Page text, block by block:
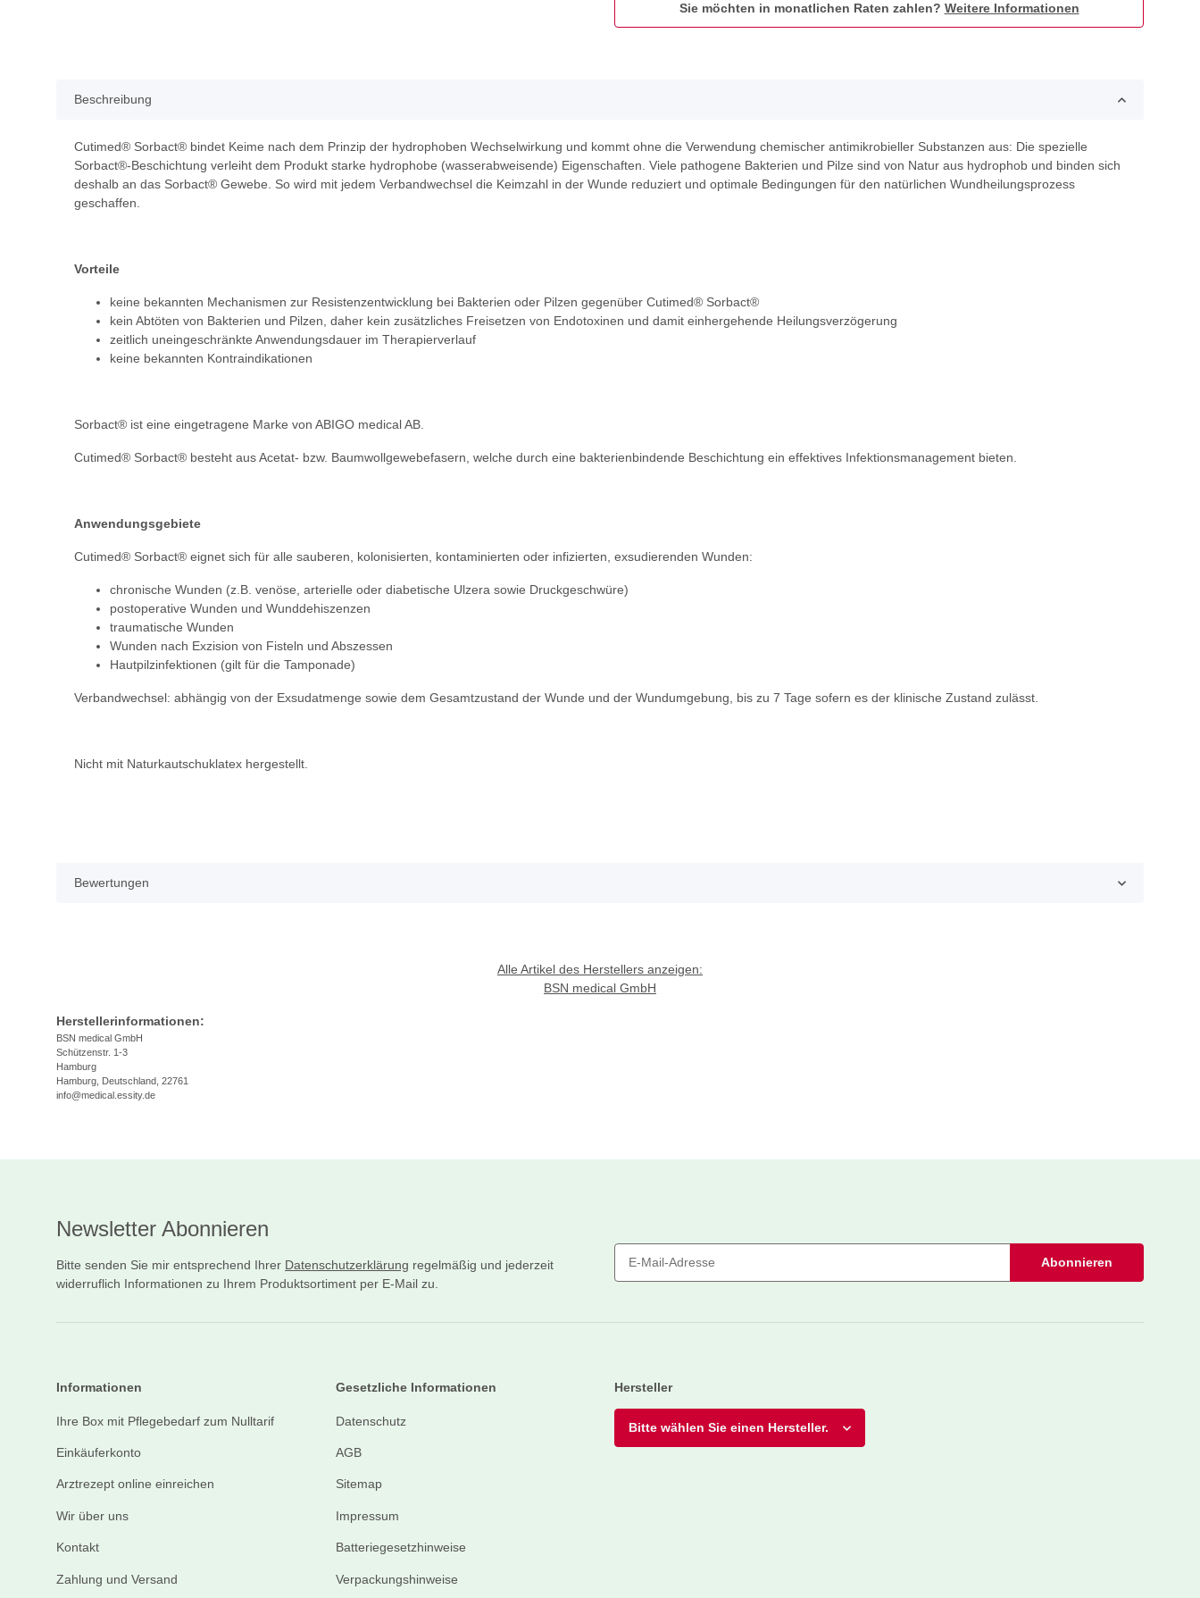
Sie möchten in monatlichen Raten zahlen? Weitere Informationen
Beschreibung
Cutimed® Sorbact® bindet Keime nach dem Prinzip der hydrophoben Wechselwirkung und kommt ohne die Verwendung chemischer antimikrobieller Substanzen aus: Die spezielle
Sorbact®-Beschichtung verleiht dem Produkt starke hydrophobe (wasserabweisende) Eigenschaften. Viele pathogene Bakterien und Pilze sind von Natur aus hydrophob und binden sich
deshalb an das Sorbact® Gewebe. So wird mit jedem Verbandwechsel die Keimzahl in der Wunde reduziert und optimale Bedingungen für den natürlichen Wundheilungsprozess
geschaffen.
Vorteile
keine bekannten Mechanismen zur Resistenzentwicklung bei Bakterien oder Pilzen gegenüber Cutimed® Sorbact®
kein Abtöten von Bakterien und Pilzen, daher kein zusätzliches Freisetzen von Endotoxinen und damit einhergehende Heilungsverzögerung
zeitlich uneingeschränkte Anwendungsdauer im Therapierverlauf
keine bekannten Kontraindikationen
Sorbact® ist eine eingetragene Marke von ABIGO medical AB.
Cutimed® Sorbact® besteht aus Acetat- bzw. Baumwollgewebefasern, welche durch eine bakterienbindende Beschichtung ein effektives Infektionsmanagement bieten.
Anwendungsgebiete
Cutimed® Sorbact® eignet sich für alle sauberen, kolonisierten, kontaminierten oder infizierten, exsudierenden Wunden:
chronische Wunden (z.B. venöse, arterielle oder diabetische Ulzera sowie Druckgeschwüre)
postoperative Wunden und Wunddehiszenzen
traumatische Wunden
Wunden nach Exzision von Fisteln und Abszessen
Hautpilzinfektionen (gilt für die Tamponade)
Verbandwechsel: abhängig von der Exsudatmenge sowie dem Gesamtzustand der Wunde und der Wundumgebung, bis zu 7 Tage sofern es der klinische Zustand zulässt.
Nicht mit Naturkautschuklatex hergestellt.
Bewertungen
Alle Artikel des Herstellers anzeigen:
BSN medical GmbH
Herstellerinformationen:
BSN medical GmbH
Schützenstr. 1-3
Hamburg
Hamburg, Deutschland, 22761
info@medical.essity.de
Newsletter Abonnieren
Bitte senden Sie mir entsprechend Ihrer Datenschutzerklärung regelmäßig und jederzeit
widerruflich Informationen zu Ihrem Produktsortiment per E-Mail zu.
Abonnieren
Informationen
Ihre Box mit Pflegebedarf zum Nulltarif
Einkäuferkonto
Arztrezept online einreichen
Wir über uns
Kontakt
Zahlung und Versand
Gesetzliche Informationen
Datenschutz
AGB
Sitemap
Impressum
Batteriegesetzhinweise
Verpackungshinweise
Hersteller
Bitte wählen Sie einen Hersteller.